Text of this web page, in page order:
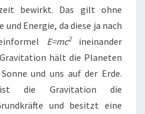
bewirkt. Das gilt ohne
und Energie, da diese ja nach
E=mc2
ineinander
hält die Planeten
und uns auf der Erde.
ist die Gravitation die
und besitzt eine